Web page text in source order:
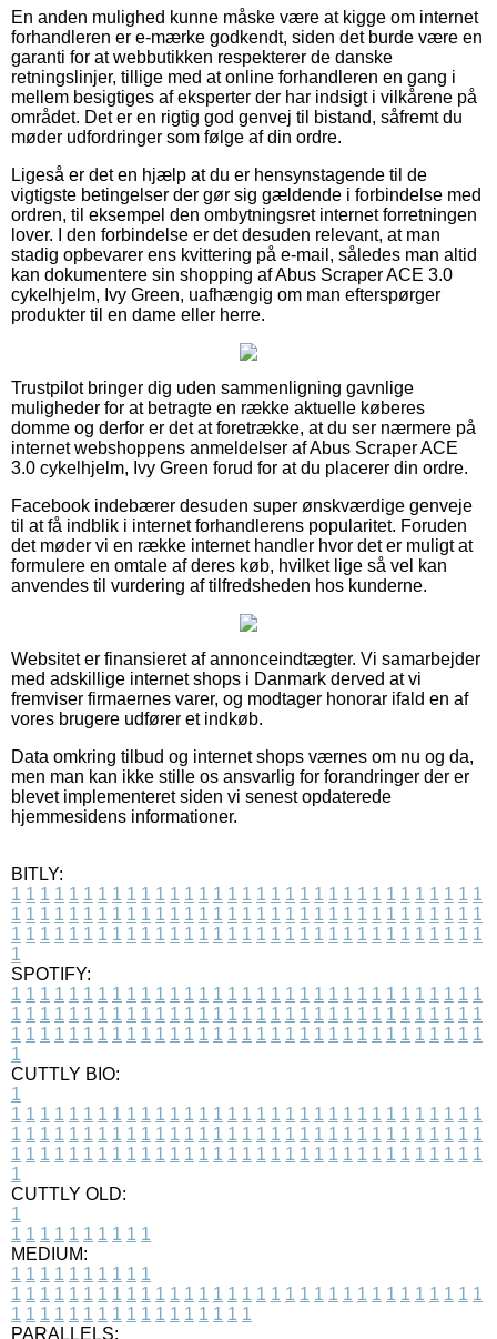
En anden mulighed kunne måske være at kigge om internet
forhandleren er e-mærke godkendt, siden det burde være en
garanti for at webbutikken respekterer de danske
retningslinjer, tillige med at online forhandleren en gang i
mellem besigtiges af eksperter der har indsigt i vilkårene på
området. Det er en rigtig god genvej til bistand, såfremt du
møder udfordringer som følge af din ordre.
Ligeså er det en hjælp at du er hensynstagende til de
vigtigste betingelser der gør sig gældende i forbindelse med
ordren, til eksempel den ombytningsret internet forretningen
lover. I den forbindelse er det desuden relevant, at man
stadig opbevarer ens kvittering på e-mail, således man altid
kan dokumentere sin shopping af Abus Scraper ACE 3.0
cykelhjelm, Ivy Green, uafhængig om man efterspørger
produkter til en dame eller herre.
Trustpilot bringer dig uden sammenligning gavnlige
muligheder for at betragte en række aktuelle køberes
domme og derfor er det at foretrække, at du ser nærmere på
internet webshoppens anmeldelser af Abus Scraper ACE
3.0 cykelhjelm, Ivy Green forud for at du placerer din ordre.
Facebook indebærer desuden super ønskværdige genveje
til at få indblik i internet forhandlerens popularitet. Foruden
det møder vi en række internet handler hvor det er muligt at
formulere en omtale af deres køb, hvilket lige så vel kan
anvendes til vurdering af tilfredsheden hos kunderne.
Websitet er finansieret af annonceindtægter. Vi samarbejder
med adskillige internet shops i Danmark derved at vi
fremviser firmaernes varer, og modtager honorar ifald en af
vores brugere udfører et indkøb.
Data omkring tilbud og internet shops værnes om nu og da,
men man kan ikke stille os ansvarlig for forandringer der er
blevet implementeret siden vi senest opdaterede
hjemmesidens informationer.
BITLY:
1 1 1 1 1 1 1 1 1 1 1 1 1 1 1 1 1 1 1 1 1 1 1 1 1 1 1 1 1 1 1 1 1
1 1 1 1 1 1 1 1 1 1 1 1 1 1 1 1 1 1 1 1 1 1 1 1 1 1 1 1 1 1 1 1 1
1 1 1 1 1 1 1 1 1 1 1 1 1 1 1 1 1 1 1 1 1 1 1 1 1 1 1 1 1 1 1 1 1
1
SPOTIFY:
1 1 1 1 1 1 1 1 1 1 1 1 1 1 1 1 1 1 1 1 1 1 1 1 1 1 1 1 1 1 1 1 1
1 1 1 1 1 1 1 1 1 1 1 1 1 1 1 1 1 1 1 1 1 1 1 1 1 1 1 1 1 1 1 1 1
1 1 1 1 1 1 1 1 1 1 1 1 1 1 1 1 1 1 1 1 1 1 1 1 1 1 1 1 1 1 1 1 1
1
CUTTLY BIO:
1
1 1 1 1 1 1 1 1 1 1 1 1 1 1 1 1 1 1 1 1 1 1 1 1 1 1 1 1 1 1 1 1 1
1 1 1 1 1 1 1 1 1 1 1 1 1 1 1 1 1 1 1 1 1 1 1 1 1 1 1 1 1 1 1 1 1
1 1 1 1 1 1 1 1 1 1 1 1 1 1 1 1 1 1 1 1 1 1 1 1 1 1 1 1 1 1 1 1 1
1
CUTTLY OLD:
1
1 1 1 1 1 1 1 1 1 1
MEDIUM:
1 1 1 1 1 1 1 1 1 1
1 1 1 1 1 1 1 1 1 1 1 1 1 1 1 1 1 1 1 1 1 1 1 1 1 1 1 1 1 1 1 1 1
1 1 1 1 1 1 1 1 1 1 1 1 1 1 1 1 1
PARALLELS: